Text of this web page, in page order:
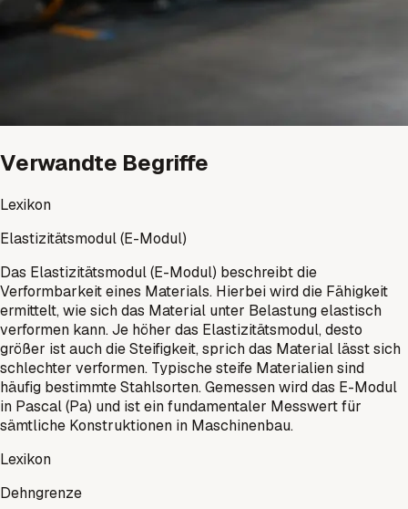
Verwandte Begriffe
Lexikon
Elastizitätsmodul (E-Modul)
Das Elastizitätsmodul (E-Modul) beschreibt die
Verformbarkeit eines Materials. Hierbei wird die Fähigkeit
ermittelt, wie sich das Material unter Belastung elastisch
verformen kann. Je höher das Elastizitätsmodul, desto
größer ist auch die Steifigkeit, sprich das Material lässt sich
schlechter verformen. Typische steife Materialien sind
häufig bestimmte Stahlsorten. Gemessen wird das E-Modul
in Pascal (Pa) und ist ein fundamentaler Messwert für
sämtliche Konstruktionen in Maschinenbau.
Lexikon
Dehngrenze